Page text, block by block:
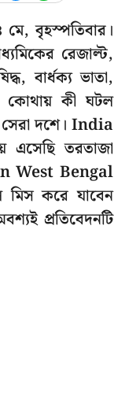
বৃহস্পতিবার।
রেজাল্ট,
বার্ধক্য ভাতা,
কোথায় কী ঘটল
দশে। India
তরতাজা
West Bengal
করে যাবেন
প্রতিবেদনটি